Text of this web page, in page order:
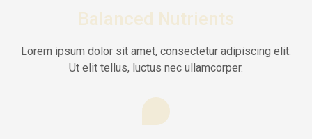
Balanced Nutrients
Lorem ipsum dolor sit amet, consectetur adipiscing elit.
Ut elit tellus, luctus nec ullamcorper.